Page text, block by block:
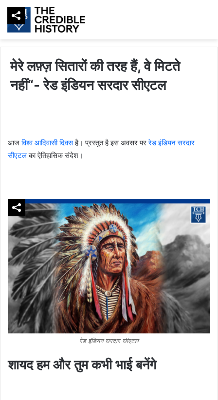
मेरे लफ़्ज़ सितारों की तरह हैं, वे मिटते
नहीं“- रेड इंडियन सरदार सीएटल
आजविश्व आदिवासी दिवसहै। प्रस्तुत है इस अवसर पररेड इंडियन सरदार
सीएटलका ऐतिहासिक संदेश।
रेड इंडियन सरदार सीएटल
शायद हम और तुम कभी भाई बनेंगे